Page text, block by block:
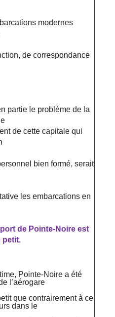
modernes
de correspondance
partie le problème de la
de cette capitale qui
bien formé, serait
les embarcations en
de Pointe-Noire est
petit.
Pointe-Noire a été
l’aérogare
que contrairement à ce
dans le